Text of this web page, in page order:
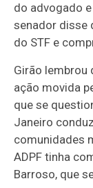
do advogado
senador disse
do STF e
Girão lembrou
ação movida
que se
Janeiro
comunidades
ADPF tinha
Barroso, que